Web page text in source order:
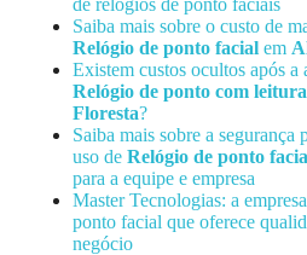
de relógios de ponto faciais
Saiba mais sobre o custo de
Relógio de ponto facial em
Existem custos ocultos após a
Relógio de ponto com
Floresta?
Saiba mais sobre a segurança
uso de Relógio de ponto
para a equipe e empresa
Master Tecnologias: a
ponto facial que oferece
negócio